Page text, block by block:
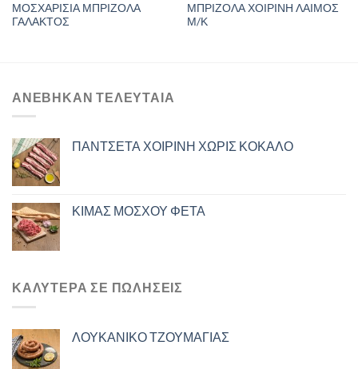
ΜΟΣΧΑΡΙΣΙΑ ΜΠΡΙΖΟΛΑ
ΓΑΛΑΚΤΟΣ
ΜΠΡΙΖΟΛΑ ΧΟΙΡΙΝΗ ΛΑΙΜΟΣ
Μ/Κ
ΑΝΈΒΗΚΑΝ ΤΕΛΕΥΤΑΊΑ
ΠΑΝΤΣΕΤΑ ΧΟΙΡΙΝΗ ΧΩΡΙΣ ΚΟΚΑΛΟ
ΚΙΜΑΣ ΜΟΣΧΟΥ ΦΕΤΑ
ΚΑΛΎΤΕΡΑ ΣΕ ΠΩΛΉΣΕΙΣ
ΛΟΥΚΑΝΙΚΟ ΤΖΟΥΜΑΓΙΑΣ